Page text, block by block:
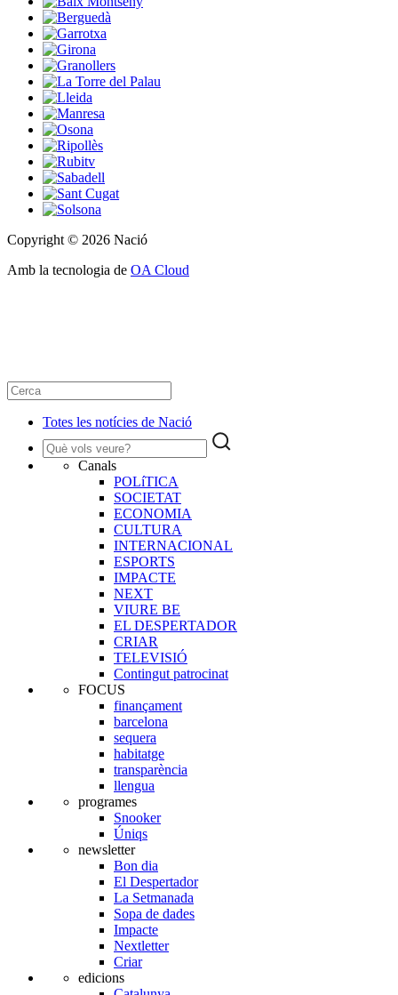
Copyright © 2026 Nació
Amb la tecnologia de OA Cloud
Totes les notícies de Nació
Canals
POLíTICA
SOCIETAT
ECONOMIA
CULTURA
INTERNACIONAL
ESPORTS
IMPACTE
NEXT
VIURE BE
EL DESPERTADOR
CRIAR
TELEVISIÓ
Contingut patrocinat
FOCUS
finançament
barcelona
sequera
habitatge
transparència
llengua
programes
Snooker
Úniqs
newsletter
Bon dia
El Despertador
La Setmanada
Sopa de dades
Impacte
Nextletter
Criar
edicions